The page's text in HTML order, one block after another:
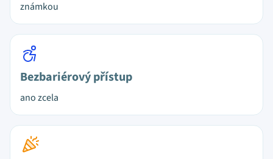
známkou
Bezbariérový přístup
ano zcela